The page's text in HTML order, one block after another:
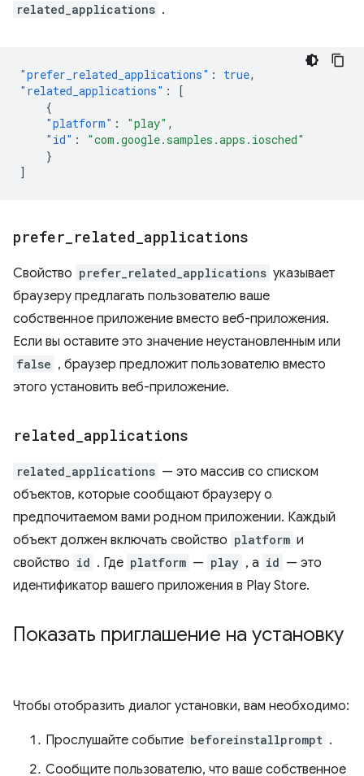
related_applications .
"prefer_related_applications" : true,
"related_applications" :
[
{
"platform" : "play" ,
"id" :
"com.google.samples.apps.iosched"
}
]
prefer related applications
Свойство prefer_related_applications указывает
браузеру предлагать пользователю ваше
собственное приложение вместо веб-приложения.
Если вы оставите это значение неустановленным или
false , браузер предложит пользователю вместо
этого установить веб-приложение.
related applications
related_applications — это массив со списком
объектов, которые сообщают браузеру о
предпочитаемом вами родном приложении. Каждый
объект должен включать свойство platform и
свойство id . Где platform — play , а id — это
идентификатор вашего приложения в Play Store.
Показать приглашение на установку
Чтобы отобразить диалог установки, вам необходимо:
Прослушайте событие beforeinstallprompt .
Сообщите пользователю, что ваше собственное